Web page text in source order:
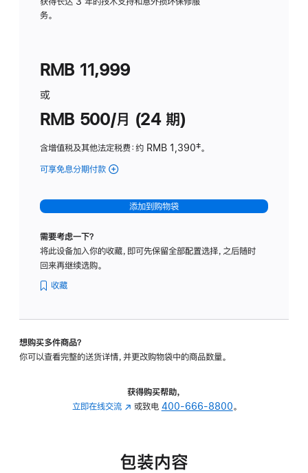
务。
RMB 11,999
或
RMB 500/月 (24 期)
含增值税及其他法定税费：约 RMB 1,390脚
‡。
可享免息分期付款 (Studio
-
标
璃
转
的
添加到购物袋
需要考虑一下？
将此设备加入你的收藏，即可先保留全部配置选择，之后随时
回来再继续选购。
收藏
想购买多件商品？
你可以查看完整的送货详情，并更改购物袋中的商品数量。
获得购买帮助，
立即在线交流 (在
中
或致电 400-666-8800。
包装内容